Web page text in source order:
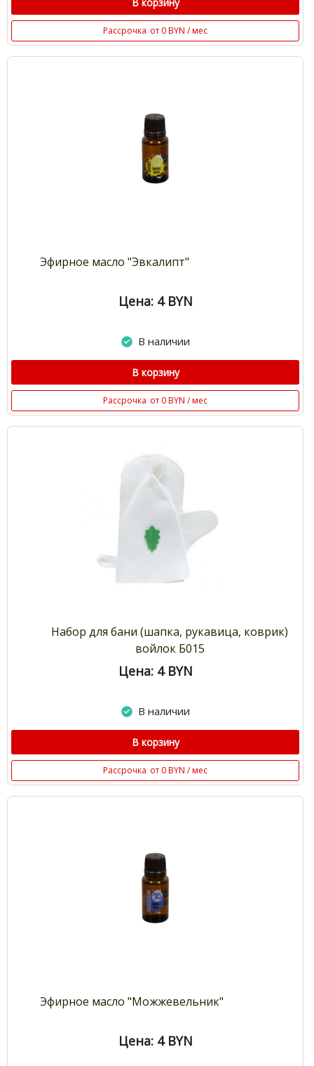
В корзину
Рассрочка от 0 BYN / мес
Эфирное масло "Эвкалипт"
Цена: 4 BYN
В наличии
В корзину
Рассрочка от 0 BYN / мес
Набор для бани (шапка, рукавица, коврик)
войлок Б015
Цена: 4 BYN
В наличии
В корзину
Рассрочка от 0 BYN / мес
Эфирное масло "Можжевельник"
Цена: 4 BYN